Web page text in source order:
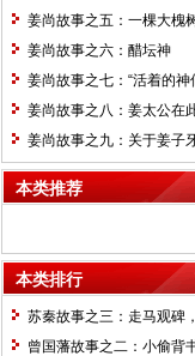
姜尚故事之五：一棵大槐
姜尚故事之六：醋坛神
姜尚故事之七：“活着的神
姜尚故事之八：姜太公在
姜尚故事之九：关于姜子
本类推荐
本类排行
苏秦故事之三：走马观碑
曾国藩故事之二：小偷背